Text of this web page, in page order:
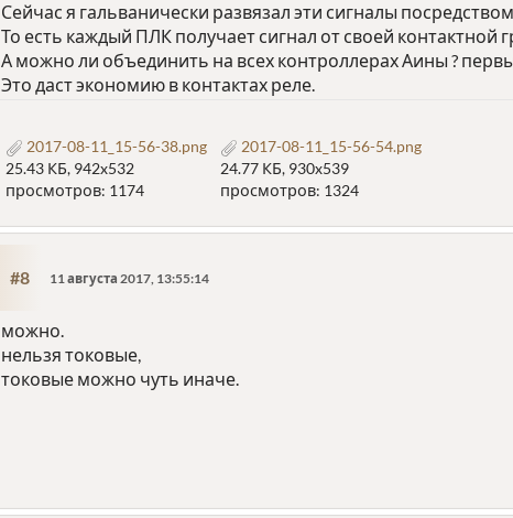
Сейчас я гальванически развязал эти сигналы
То есть каждый ПЛК получает сигнал от своей контактной
А можно ли объединить на всех контроллерах Аины ?
Это даст экономию в контактах реле.
2017-08-11_15-56-38.png
25.43 КБ, 942x532
просмотров: 1174
2017-08-11_15-56-54.png
24.77 КБ, 930x539
просмотров: 1324
#8 11 августа 2017, 13:55:14
можно.
нельзя токовые,
токовые можно чуть иначе.